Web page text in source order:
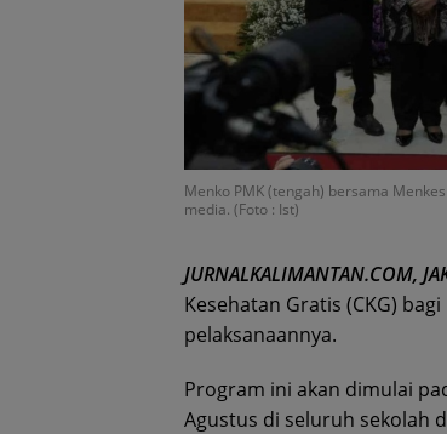
Menko PMK (tengah) bersama
media. (Foto : Ist)
JURNALKALIMANTAN.COM,
Kesehatan Gratis (CKG)
pelaksanaannya.
Program ini akan dimulai
Agustus di seluruh sekolah